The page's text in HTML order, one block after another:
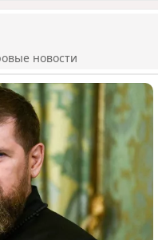
новости